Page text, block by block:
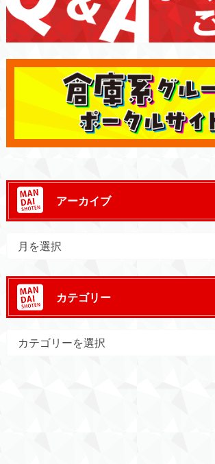
アーカイブ
カテゴリー